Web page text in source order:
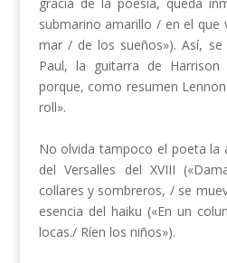
submarino amarillo / en el
mar / de los sueños»). Así,
Paul, la guitarra de
porque, como resumen
roll».
No olvida tampoco el poeta la
del Versalles del XVIII
collares y sombreros, / se
esencia del haiku («En un
locas./ Ríen los niños»).